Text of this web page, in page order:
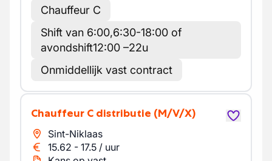
Chauffeur C
Shift van 6:00,6:30-18:00 of
avondshift12:00 –22u
Onmiddellijk vast contract
Chauffeur C distributie (M/V/X)
Sint-Niklaas
15.62 - 17.5 / uur